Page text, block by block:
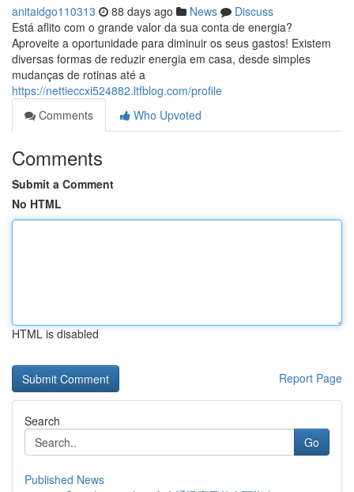
anitaidgo110313 88 days ago News
Discuss
Está aflito com o grande valor da sua conta de energia?
Aproveite a oportunidade para diminuir os seus gastos! Existem
diversas formas de reduzir energia em casa, desde simples
mudanças de rotinas até a
https://nettieccxi524882.ltfblog.com/profile
Comments
Who Upvoted
Comments
Submit a Comment
No HTML
HTML is disabled
Report Page
Search
Go
Published News